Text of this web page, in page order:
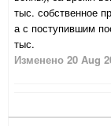
тыс. собственное
а с поступившим
тыс.
Изменено 20 Aug